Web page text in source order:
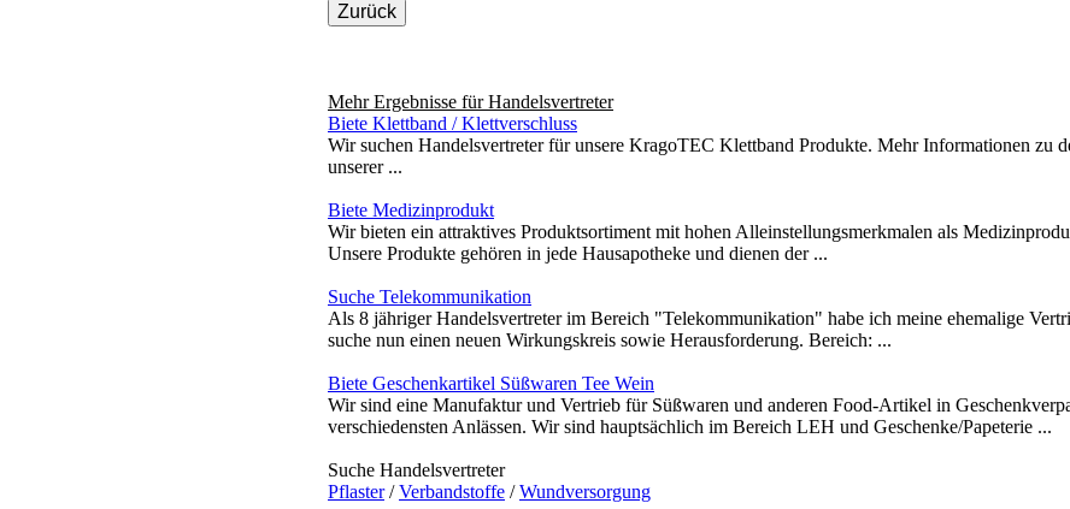
Zurück
Mehr Ergebnisse fürHandelsvertreter
Biete Klettband / Klettverschluss
Wir suchen Handelsvertreter für unsere KragoTEC Klettband Produkte. Mehr Informationen zu
unserer ...
Biete Medizinprodukt
Wir bieten ein attraktives Produktsortiment mit hohen Alleinstellungsmerkmalen als
Unsere Produkte gehören in jede Hausapotheke und dienen der ...
Suche Telekommunikation
Als 8 jähriger Handelsvertreter im Bereich "Telekommunikation" habe ich meine ehemalige
suche nun einen neuen Wirkungskreis sowie Herausforderung. Bereich: ...
Biete Geschenkartikel Süßwaren Tee Wein
Wir sind eine Manufaktur und Vertrieb für Süßwaren und anderen Food-Artikel in
verschiedensten Anlässen. Wir sind hauptsächlich im Bereich LEH und Geschenke/Papeterie ...
Suche Handelsvertreter
Pflaster/Verbandstoffe /Wundversorgung